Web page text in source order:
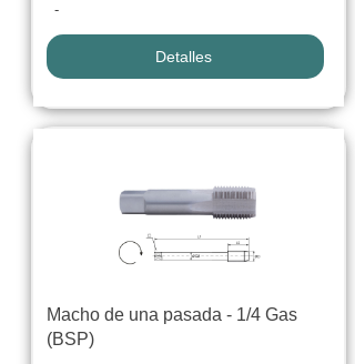
-
Detalles
Macho de una pasada - 1/4 Gas
(BSP)